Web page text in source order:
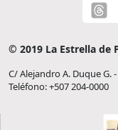
© 2019 La Estrella de
C/ Alejandro A. Duque G.
Teléfono: +507 204-0000